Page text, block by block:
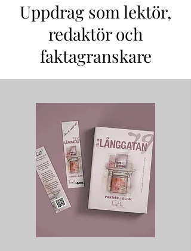
Uppdrag som lektör,
redaktör och
faktagranskare